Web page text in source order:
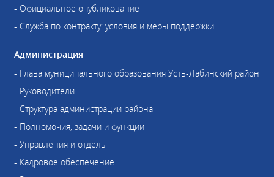
- Официальное опубликование
- Служба по контракту: условия и меры поддержки
Администрация
- Глава муниципального образования Усть-Лабинский район
- Руководители
- Структура администрации района
- Полномочия, задачи и функции
- Управления и отделы
- Кадровое обеспечение